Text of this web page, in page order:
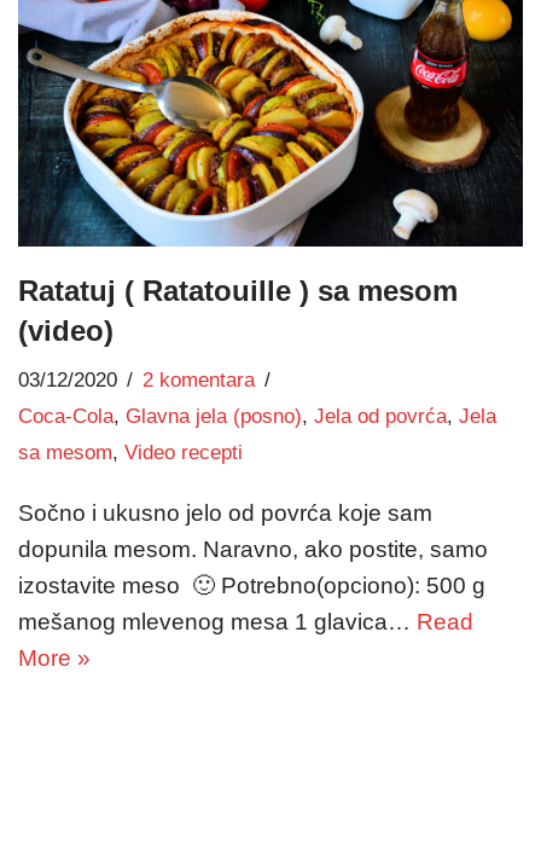
Ratatuj ( Ratatouille ) sa mesom
(video)
03/12/2020
2 komentara
Coca-Cola, Glavna jela (posno), Jela od povrća, Jela
sa mesom, Video recepti
Sočno i ukusno jelo od povrća koje sam
dopunila mesom. Naravno, ako postite, samo
izostavite meso 🙂 Potrebno(opciono): 500 g
mešanog mlevenog mesa 1 glavica… Read
More »